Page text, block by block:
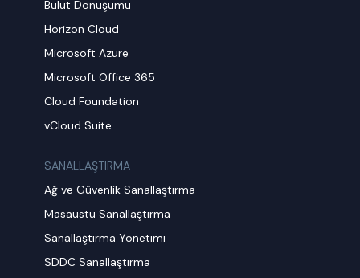
Bulut Dönüşümü
Horizon Cloud
Microsoft Azure
Microsoft Office 365
Cloud Foundation
vCloud Suite
SANALLAŞTIRMA
Ağ ve Güvenlik Sanallaştırma
Masaüstü Sanallaştırma
Sanallaştırma Yönetimi
SDDC Sanallaştırma